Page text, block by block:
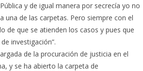
y de igual manera por secrecía yo no
de las carpetas. Pero siempre con el
de que se atienden los casos y pues que
investigación”.
de la procuración de justicia en el
y se ha abierto la carpeta de